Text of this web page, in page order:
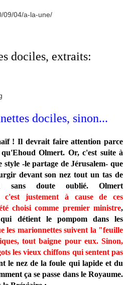
09/04/a-la-une/
dociles, extraits:
dociles, sinon...
! Il devrait faire attention parce
Olmert. Or, c'est suite à
style -le partage de Jérusalem- que
devant son nez tout un tas de
sans doute oublié. Olmert
c'est justement à cause de ces
choisi comme premier ministre,
détient le pompom dans les
les marionnettes suivent la "feuille
tout baigne pour eux. Sinon,
les vieux chiffons qui sentent pas
le nez de la foule qui lapide et du
ça se passe dans le Royaume.